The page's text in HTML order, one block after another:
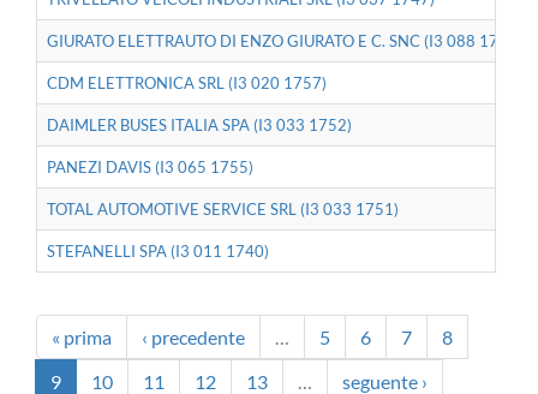
GIURATO ELETTRAUTO DI ENZO GIURATO E C. SNC (I3 088 1756)
CDM ELETTRONICA SRL (I3 020 1757)
DAIMLER BUSES ITALIA SPA (I3 033 1752)
PANEZI DAVIS (I3 065 1755)
TOTAL AUTOMOTIVE SERVICE SRL (I3 033 1751)
STEFANELLI SPA (I3 011 1740)
« prima ‹ precedente 5 6 7
8
9
10 11 12 13
seguente ›